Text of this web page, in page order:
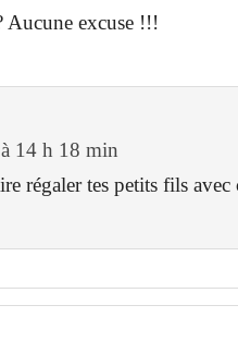
Aucune excuse !!!
14 h 18 min
régaler tes petits fils avec